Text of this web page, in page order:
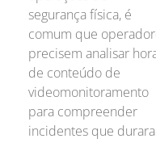
segurança física, é
comum que
precisem analisar
de conteúdo de
videomonitoramento
para compreender
incidentes que